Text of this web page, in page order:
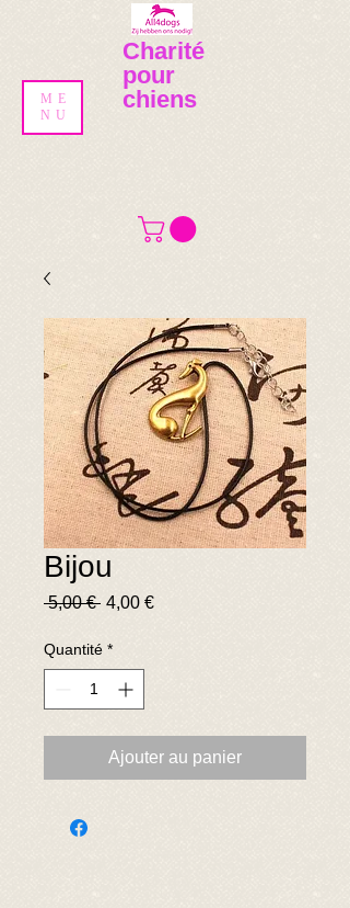
Charité
pour
chiens
ME
NU
Bijou
5,00 € Prix
4,00 €Prix
Quantité *
Ajouter au panier